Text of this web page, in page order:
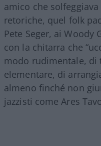
amico che
retoriche, quel folk
Pete Seger, ai
con la chitarra che
modo rudimentale, di
elementare, di
almeno finché non
jazzisti come Ares